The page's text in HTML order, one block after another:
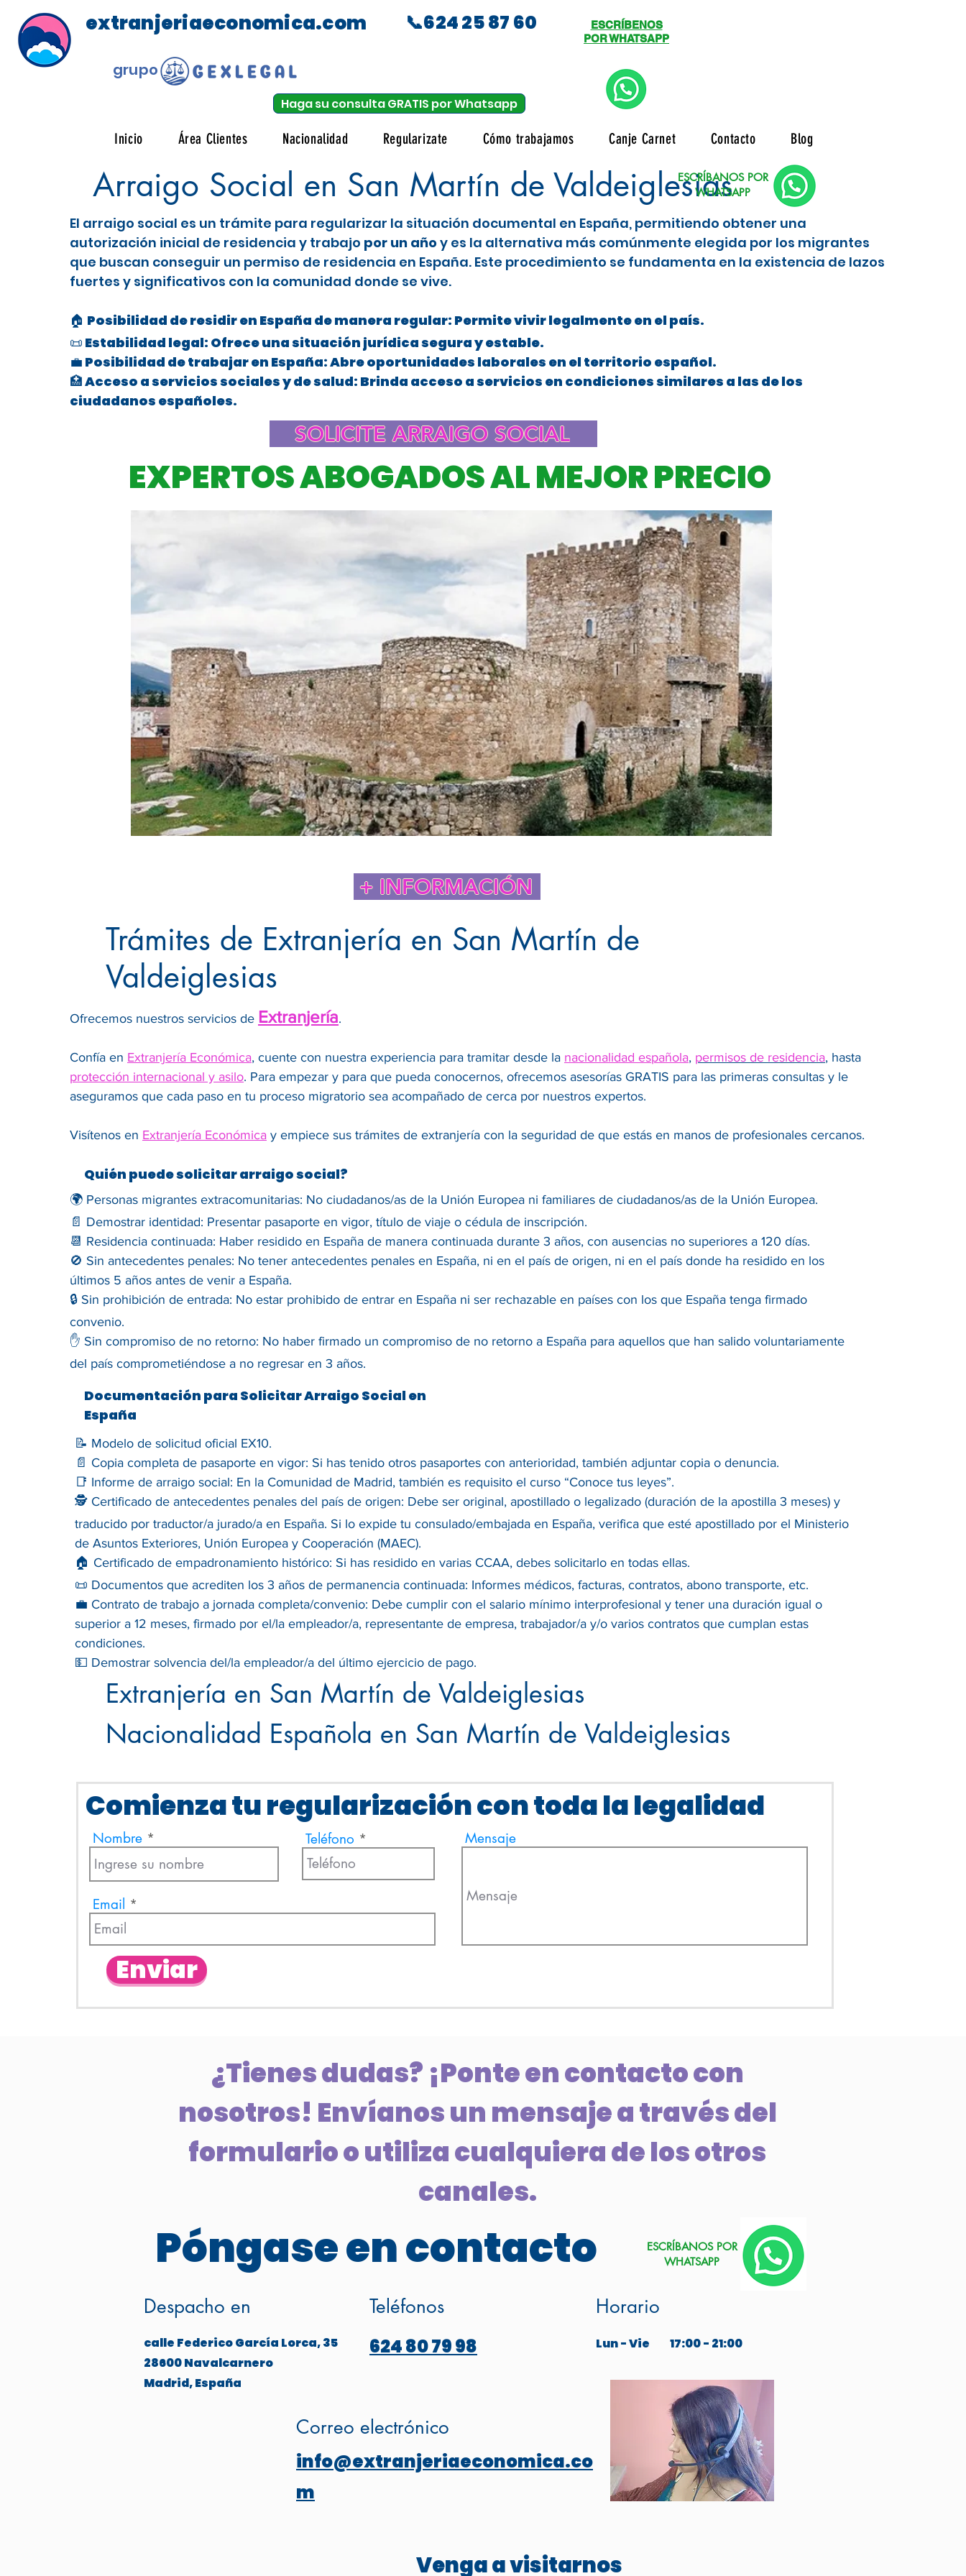
extranjeriaeconomica.com
grupo
📞624 25 87 60
Haga su consulta GRATIS por Whatsapp
ESCRÍBENOS
POR WHATSAPP
Inicio Área Clientes Nacionalidad Regularizate Cómo trabajamos Canje Carnet Contacto Blog
Arraigo Social en San Martín de Valdeiglesias
ESCRÍBANOS POR
WHATSAPP
El arraigo social es un trámite para regularizar la situación documental en España, permitiendo obtener una
autorización inicial de residencia y trabajo por un año y es la alternativa más comúnmente elegida por los migrantes
que buscan conseguir un permiso de residencia en España. Este procedimiento se fundamenta en la existencia de lazos
fuertes y significativos con la comunidad donde se vive.
🏠 Posibilidad de residir en España de manera regular: Permite vivir legalmente en el país.
📜 Estabilidad legal: Ofrece una situación jurídica segura y estable.
💼 Posibilidad de trabajar en España: Abre oportunidades laborales en el territorio español.
🏥 Acceso a servicios sociales y de salud: Brinda acceso a servicios en condiciones similares a las de los
ciudadanos españoles.
Abogado de Extranjería en San Martín de Valdeiglesias
SOLICITE ARRAIGO SOCIAL
Derecho de Extranjería en San Martín de Valdeiglesias
EXPERTOS ABOGADOS AL MEJOR PRECIO
+ INFORMACIÓN
Trámites de Extranjería en San Martín de
Valdeiglesias
Ofrecemos nuestros servicios de Extranjería.
Confía en Extranjería Económica, cuente con nuestra experiencia para tramitar desde la nacionalidad española, permisos de residencia, hasta
protección internacional y asilo. Para empezar y para que pueda conocernos, ofrecemos asesorías GRATIS para las primeras consultas y le
aseguramos que cada paso en tu proceso migratorio sea acompañado de cerca por nuestros expertos.
Visítenos en Extranjería Económica y empiece sus trámites de extranjería con la seguridad de que estás en manos de profesionales cercanos.
Quién puede solicitar arraigo social?
🌍 Personas migrantes extracomunitarias: No ciudadanos/as de la Unión Europea ni familiares de ciudadanos/as de la Unión Europea.
📄 Demostrar identidad: Presentar pasaporte en vigor, título de viaje o cédula de inscripción.
📆 Residencia continuada: Haber residido en España de manera continuada durante 3 años, con ausencias no superiores a 120 días.
🚫 Sin antecedentes penales: No tener antecedentes penales en España, ni en el país de origen, ni en el país donde ha residido en los
últimos 5 años antes de venir a España.
🔒 Sin prohibición de entrada: No estar prohibido de entrar en España ni ser rechazable en países con los que España tenga firmado
convenio.
✋ Sin compromiso de no retorno: No haber firmado un compromiso de no retorno a España para aquellos que han salido voluntariamente
del país comprometiéndose a no regresar en 3 años.
Documentación para Solicitar Arraigo Social en
España
📝 Modelo de solicitud oficial EX10.
📄 Copia completa de pasaporte en vigor: Si has tenido otros pasaportes con anterioridad, también adjuntar copia o denuncia.
📑 Informe de arraigo social: En la Comunidad de Madrid, también es requisito el curso “Conoce tus leyes”.
🕵️ Certificado de antecedentes penales del país de origen: Debe ser original, apostillado o legalizado (duración de la apostilla 3 meses) y
traducido por traductor/a jurado/a en España. Si lo expide tu consulado/embajada en España, verifica que esté apostillado por el Ministerio
de Asuntos Exteriores, Unión Europea y Cooperación (MAEC).
🏠 Certificado de empadronamiento histórico: Si has residido en varias CCAA, debes solicitarlo en todas ellas.
📜 Documentos que acrediten los 3 años de permanencia continuada: Informes médicos, facturas, contratos, abono transporte, etc.
💼 Contrato de trabajo a jornada completa/convenio: Debe cumplir con el salario mínimo interprofesional y tener una duración igual o
superior a 12 meses, firmado por el/la empleador/a, representante de empresa, trabajador/a y/o varios contratos que cumplan estas
condiciones.
💵 Demostrar solvencia del/la empleador/a del último ejercicio de pago.
Extranjería en San Martín de Valdeiglesias
Nacionalidad Española en San Martín de Valdeiglesias
Comienza tu regularización con toda la legalidad
Nombre Teléfono
Email
Enviar
Mensaje
¿Tienes dudas? ¡Ponte en contacto con
nosotros! Envíanos un mensaje a través del
formulario o utiliza cualquiera de los otros
canales.
Póngase en contacto
Despacho en Teléfonos Horario
calle Federico García Lorca, 35
28600 Navalcarnero
Madrid, España
624 80 79 98
Correo electrónico
info@extranjeriaeconomica.co
m
Lun - Vie 17:00 - 21:00
ESCRÍBANOS POR
WHATSAPP
Venga a visitarnos